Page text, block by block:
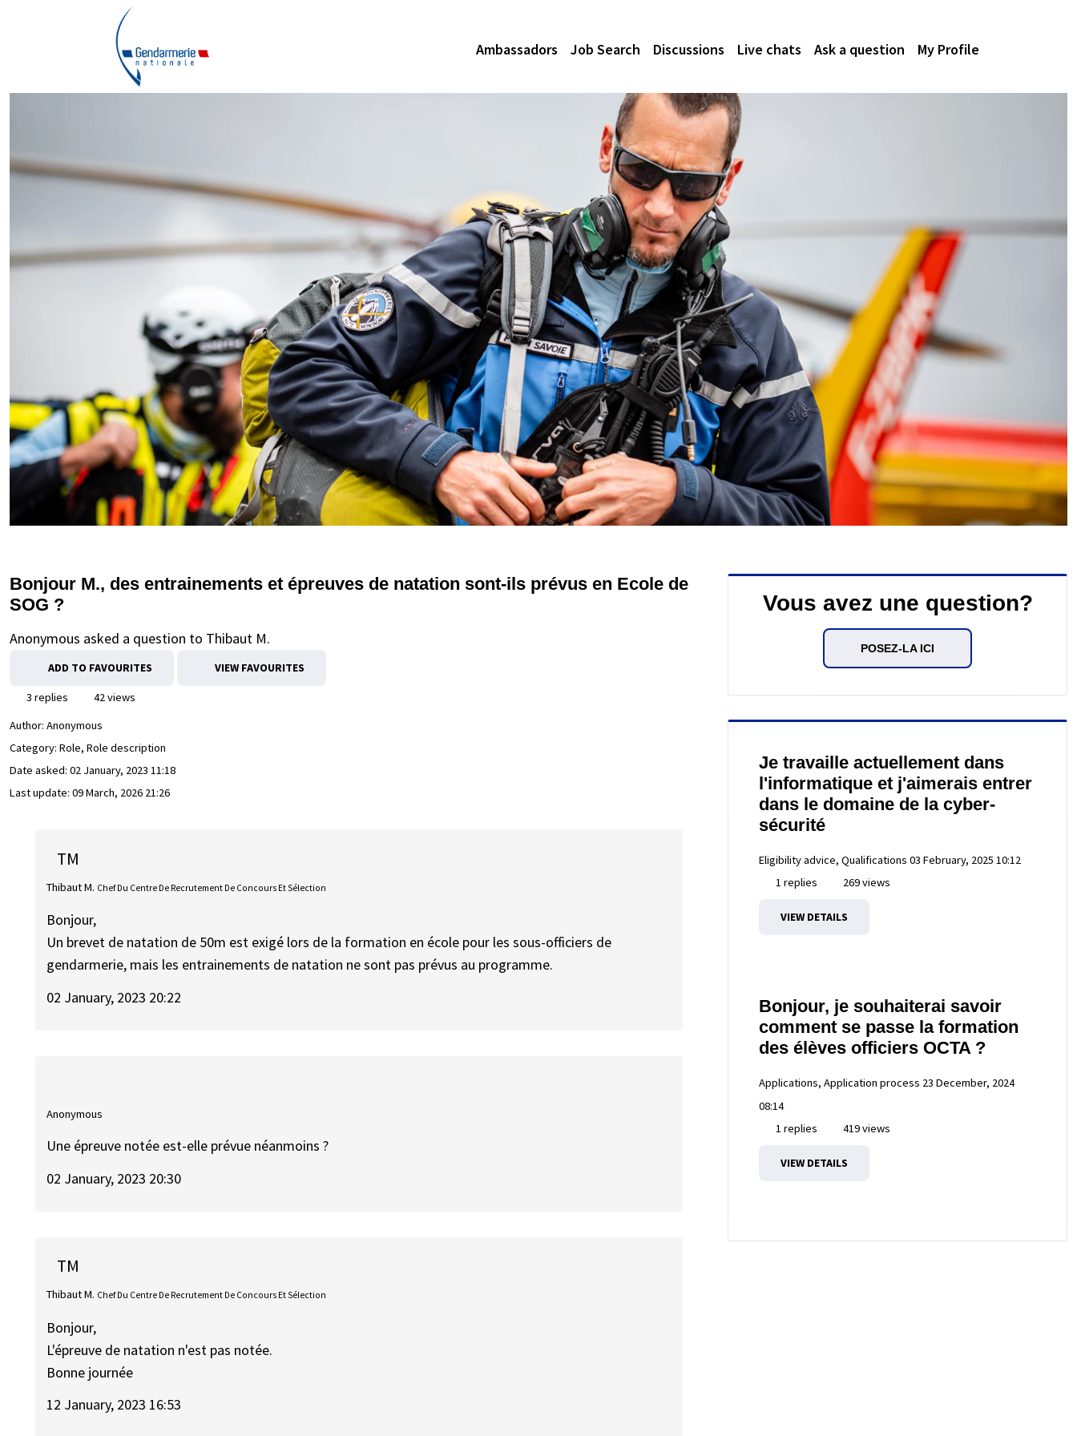
Ambassadors Job Search Discussions Live chats Ask a question My Profile
Bonjour M., des entrainements et épreuves de natation sont-ils prévus en Ecole de
SOG ?
Anonymous asked a question to Thibaut M.
ADD TO FAVOURITES VIEW FAVOURITES
3 replies
42 views
Author: Anonymous
Category: Role, Role description
Date asked: 02 January, 2023 11:18
Last update: 09 March, 2026 21:26
TM
Thibaut M. Chef Du Centre De Recrutement De Concours Et Sélection
Bonjour,
Un brevet de natation de 50m est exigé lors de la formation en école pour les sous-officiers de
gendarmerie, mais les entrainements de natation ne sont pas prévus au programme.
02 January, 2023 20:22
Anonymous
Une épreuve notée est-elle prévue néanmoins ?
02 January, 2023 20:30
TM
Thibaut M. Chef Du Centre De Recrutement De Concours Et Sélection
Bonjour,
L'épreuve de natation n'est pas notée.
Bonne journée
12 January, 2023 16:53
Vous avez une question?
POSEZ-LA ICI
Je travaille actuellement dans
l'informatique et j'aimerais entrer
dans le domaine de la cyber-
sécurité
Eligibility advice, Qualifications 03 February, 2025 10:12
1 replies
269 views
VIEW DETAILS
Bonjour, je souhaiterai savoir
comment se passe la formation
des élèves officiers OCTA ?
Applications, Application process 23 December, 2024
08:14
1 replies
419 views
VIEW DETAILS